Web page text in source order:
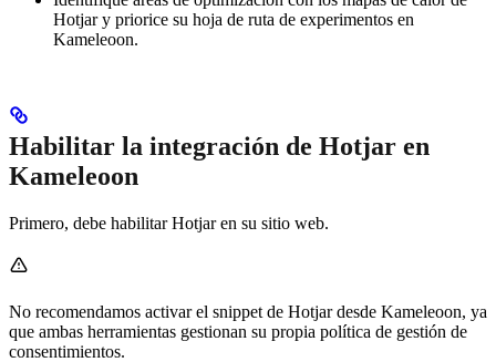
Hotjar y priorice su hoja de ruta de experimentos en
Kameleoon.
Habilitar la integración de Hotjar en
Kameleoon
Primero, debe habilitar Hotjar en su sitio web.
No recomendamos activar el snippet de Hotjar desde Kameleoon, ya
que ambas herramientas gestionan su propia política de gestión de
consentimientos.